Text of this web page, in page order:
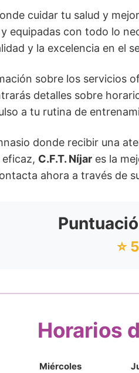
cuidar tu salud y
equipadas con todo lo
y la excelencia en el
sobre los servicios
detalles sobre
a tu rutina de
donde recibir una
C.F.T. Níjar es la
ahora a través de
⭐
Horarios
Miércoles